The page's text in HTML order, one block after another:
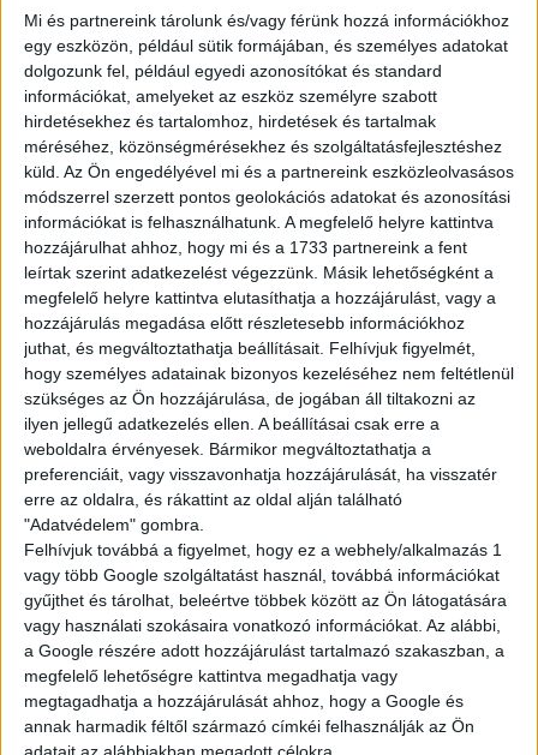
Mi és partnereink tárolunk és/vagy férünk hozzá információkhoz
egy eszközön, például sütik formájában, és személyes adatokat
dolgozunk fel, például egyedi azonosítókat és standard
információkat, amelyeket az eszköz személyre szabott
hirdetésekhez és tartalomhoz, hirdetések és tartalmak
méréséhez, közönségmérésekhez és szolgáltatásfejlesztéshez
küld. Az Ön engedélyével mi és a partnereink eszközleolvasásos
módszerrel szerzett pontos geolokációs adatokat és azonosítási
információkat is felhasználhatunk. A megfelelő helyre kattintva
hozzájárulhat ahhoz, hogy mi és a 1733 partnereink a fent
leírtak szerint adatkezelést végezzünk. Másik lehetőségként a
megfelelő helyre kattintva elutasíthatja a hozzájárulást, vagy a
hozzájárulás megadása előtt részletesebb információkhoz
juthat, és megváltoztathatja beállításait. Felhívjuk figyelmét,
hogy személyes adatainak bizonyos kezeléséhez nem feltétlenül
szükséges az Ön hozzájárulása, de jogában áll tiltakozni az
ilyen jellegű adatkezelés ellen. A beállításai csak erre a
weboldalra érvényesek. Bármikor megváltoztathatja a
preferenciáit, vagy visszavonhatja hozzájárulását, ha visszatér
erre az oldalra, és rákattint az oldal alján található
"Adatvédelem" gombra.
Felhívjuk továbbá a figyelmet, hogy ez a webhely/alkalmazás 1
vagy több Google szolgáltatást használ, továbbá információkat
gyűjthet és tárolhat, beleértve többek között az Ön látogatására
vagy használati szokásaira vonatkozó információkat. Az alábbi,
a Google részére adott hozzájárulást tartalmazó szakaszban, a
megfelelő lehetőségre kattintva megadhatja vagy
megtagadhatja a hozzájárulását ahhoz, hogy a Google és
annak harmadik féltől származó címkéi felhasználják az Ön
ALKALMI ÁRUHÁZI
KISEGÍTŐ
Siófok
18 év alatt végezhető
2.500,-Ft/óra